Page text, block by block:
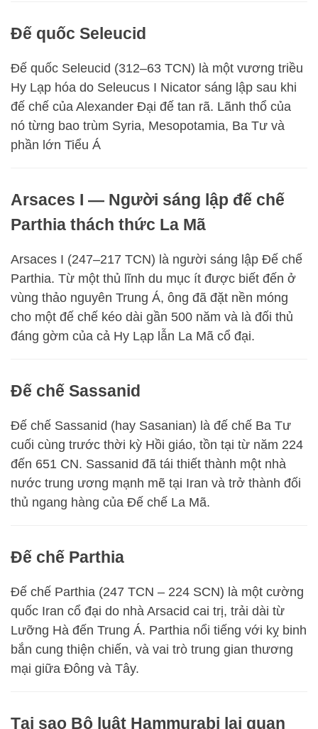
Đế quốc Seleucid
Đế quốc Seleucid (312–63 TCN) là một vương triều
Hy Lạp hóa do Seleucus I Nicator sáng lập sau khi
đế chế của Alexander Đại đế tan rã. Lãnh thổ của
nó từng bao trùm Syria, Mesopotamia, Ba Tư và
phần lớn Tiểu Á
Arsaces I — Người sáng lập đế chế
Parthia thách thức La Mã
Arsaces I (247–217 TCN) là người sáng lập Đế chế
Parthia. Từ một thủ lĩnh du mục ít được biết đến ở
vùng thảo nguyên Trung Á, ông đã đặt nền móng
cho một đế chế kéo dài gần 500 năm và là đối thủ
đáng gờm của cả Hy Lạp lẫn La Mã cổ đại.
Đế chế Sassanid
Đế chế Sassanid (hay Sasanian) là đế chế Ba Tư
cuối cùng trước thời kỳ Hồi giáo, tồn tại từ năm 224
đến 651 CN. Sassanid đã tái thiết thành một nhà
nước trung ương mạnh mẽ tại Iran và trở thành đối
thủ ngang hàng của Đế chế La Mã.
Đế chế Parthia
Đế chế Parthia (247 TCN – 224 SCN) là một cường
quốc Iran cổ đại do nhà Arsacid cai trị, trải dài từ
Lưỡng Hà đến Trung Á. Parthia nổi tiếng với kỵ binh
bắn cung thiện chiến, và vai trò trung gian thương
mại giữa Đông và Tây.
Tại sao Bộ luật Hammurabi lại quan